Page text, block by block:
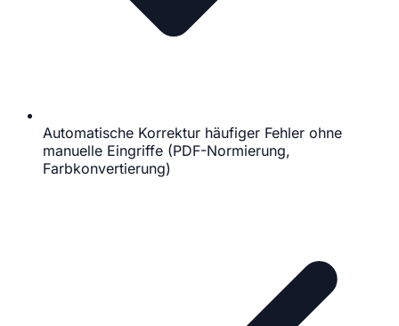
Automatische Korrektur häufiger Fehler ohne
manuelle Eingriffe (PDF-Normierung,
Farbkonvertierung)